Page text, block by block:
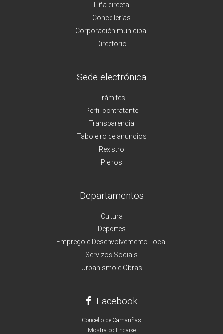
Liña directa
Concellerías
Corporación municipal
Directorio
Sede electrónica
Trámites
Perfil contratante
Transparencia
Taboleiro de anuncios
Rexistro
Plenos
Departamentos
Cultura
Deportes
Emprego e Desenvolvemento Local
Servizos Sociais
Urbanismo e Obras
Facebook
Concello de Camariñas
Mostra do Encaixe